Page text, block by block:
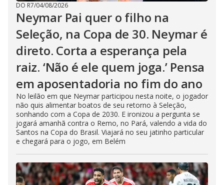
DO R7/04/08/2026
Neymar Pai quer o filho na
Seleção, na Copa de 30. Neymar é
direto. Corta a esperança pela
raiz. ‘Não é ele quem joga.’ Pensa
em aposentadoria no fim do ano
No leilão em que Neymar participou nesta noite, o jogador
não quis alimentar boatos de seu retorno à Seleção,
sonhando com a Copa de 2030. E ironizou a pergunta se
jogará amanhã contra o Remo, no Pará, valendo a vida do
Santos na Copa do Brasil. Viajará no seu jatinho particular
e chegará para o jogo, em Belém